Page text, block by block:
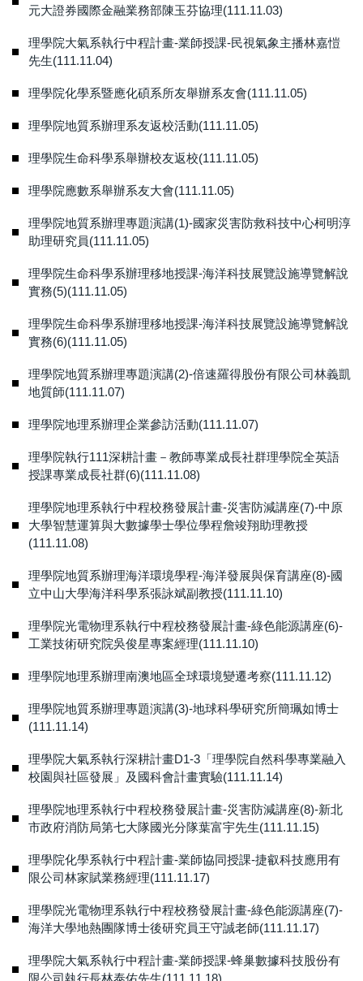
元大證券國際金融業務部陳玉芬協理(111.11.03)
理學院大氣系執行中程計畫-業師授課-民視氣象主播林嘉愷
先生(111.11.04)
理學院化學系暨應化碩系所友舉辦系友會(111.11.05)
理學院地質系辦理系友返校活動(111.11.05)
理學院生命科學系舉辦校友返校(111.11.05)
理學院應數系舉辦系友大會(111.11.05)
理學院地質系辦理專題演講(1)-國家災害防救科技中心柯明淳
助理研究員(111.11.05)
理學院生命科學系辦理移地授課-海洋科技展覽設施導覽解說
實務(5)(111.11.05)
理學院生命科學系辦理移地授課-海洋科技展覽設施導覽解說
實務(6)(111.11.05)
理學院地質系辦理專題演講(2)-倍速羅得股份有限公司林義凱
地質師(111.11.07)
理學院地理系辦理企業參訪活動(111.11.07)
理學院執行111深耕計畫－教師專業成長社群理學院全英語
授課專業成長社群(6)(111.11.08)
理學院地理系執行中程校務發展計畫-災害防減講座(7)-中原
大學智慧運算與大數據學士學位學程詹竣翔助理教授
(111.11.08)
理學院地質系辦理海洋環境學程-海洋發展與保育講座(8)-國
立中山大學海洋科學系張詠斌副教授(111.11.10)
理學院光電物理系執行中程校務發展計畫-綠色能源講座(6)-
工業技術研究院吳俊星專案經理(111.11.10)
理學院地理系辦理南澳地區全球環境變遷考察(111.11.12)
理學院地質系辦理專題演講(3)-地球科學研究所簡珮如博士
(111.11.14)
理學院大氣系執行深耕計畫D1-3「理學院自然科學專業融入
校園與社區發展」及國科會計畫實驗(111.11.14)
理學院地理系執行中程校務發展計畫-災害防減講座(8)-新北
市政府消防局第七大隊國光分隊葉富宇先生(111.11.15)
理學院化學系執行中程計畫-業師協同授課-捷叡科技應用有
限公司林家賦業務經理(111.11.17)
理學院光電物理系執行中程校務發展計畫-綠色能源講座(7)-
海洋大學地熱團隊博士後研究員王守誠老師(111.11.17)
理學院大氣系執行中程計畫-業師授課-蜂巢數據科技股份有
限公司執行長林泰佑先生(111.11.18)